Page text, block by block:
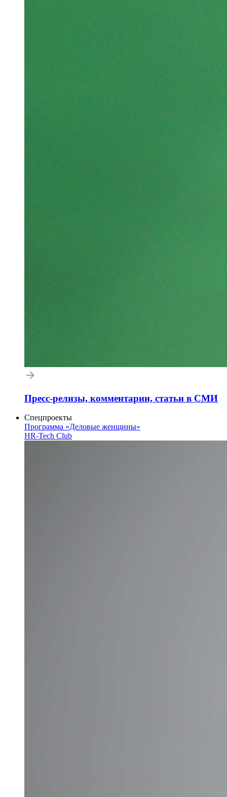
Пресс-релизы, комментарии, статьи в СМИ
Спецпроекты
Программа «Деловые женщины»
HR-Tech Club